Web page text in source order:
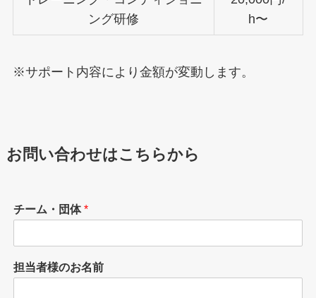
ング研修
h〜
※サポート内容により金額が変動します。
お問い合わせはこちらから
チーム・団体*
担当者様のお名前